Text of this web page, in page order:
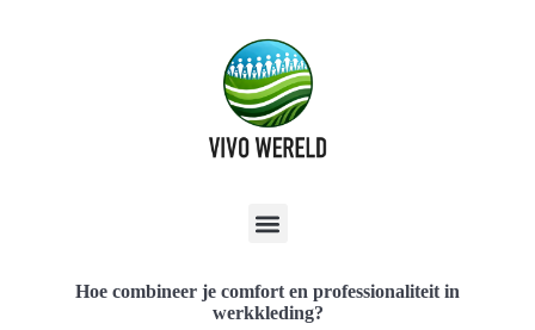
Hoe combineer je comfort en professionaliteit in
werkkleding?